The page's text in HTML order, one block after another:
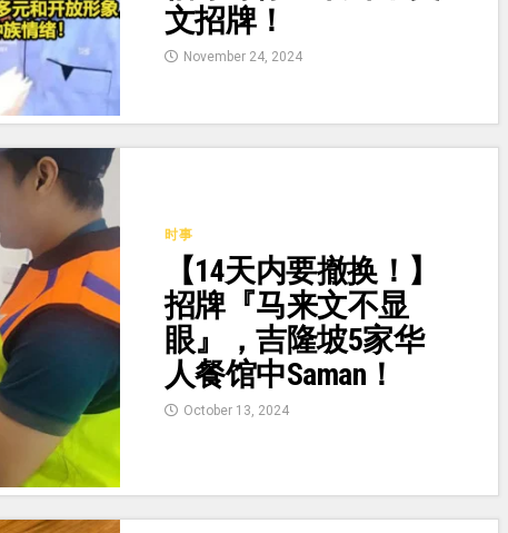
文招牌！
November 24, 2024
时事
【14天内要撤换！】
招牌『马来文不显
眼』，吉隆坡5家华
人餐馆中Saman！
October 13, 2024